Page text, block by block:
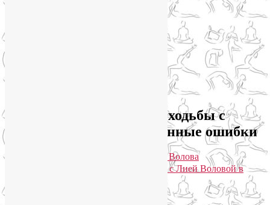
Техника скандинавской ходьбы с
палками и распространенные ошибки
Лия Волова
Практики для здоровья тела и души с Лией Воловой в